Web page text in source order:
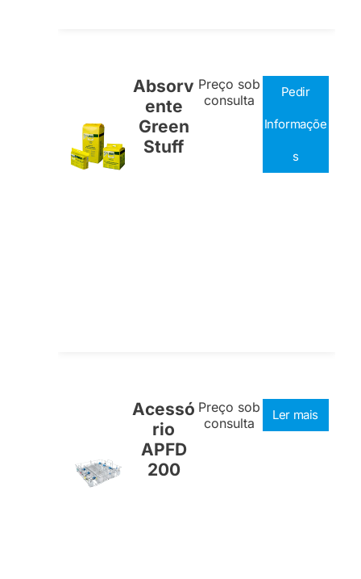
Absorv
ente
Green
Stuff
Preço sob
consulta
Pedir
Informaçõe
s
Acessó
rio
APFD
200
Preço sob
consulta
Ler mais